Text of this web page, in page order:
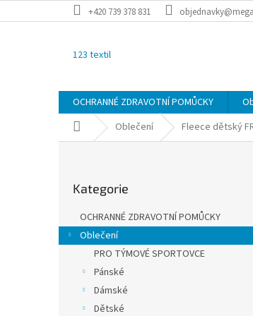
na
+420 739 378 831
123 textil
OCHRANNÉ ZDRAVOTNÍ POMŮCKY
Domů Oblečení Fleece dětský
a
n
kategorie
Kategorie
OCHRANNÉ ZDRAVOTNÍ POMŮCKY
Oblečení
PRO TÝMOVÉ SPORTOVCE
Pánské
Dámské
Dětské